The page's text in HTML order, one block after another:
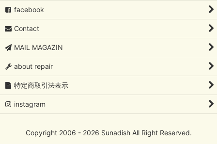
フローラ/ファウナ/ツンドラ/カステヘルミ /Oiva Toikka/オイ
バ・トイッカ
Rut Bryk/ルート・ブリュック
Lisa Larson/リサ・ラーソン
Birger Kaipiainen/ビルガーカイピアイネン
Tapio Wirkkala/タピオ・ヴィルカラ
facebook
Contact
MAIL MAGAZIN
about repair
特定商取引法表示
instagram
Copyright 2006 - 2026 Sunadish All Right Reserved.